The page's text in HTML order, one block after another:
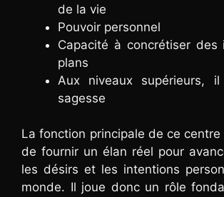
de la vie
Pouvoir personnel
Capacité à concrétiser
plans
Aux niveaux supérieurs,
sagesse
La fonction principale de ce centre
de fournir un élan réel pour
les désirs et les intentions
monde. Il joue donc un rôle